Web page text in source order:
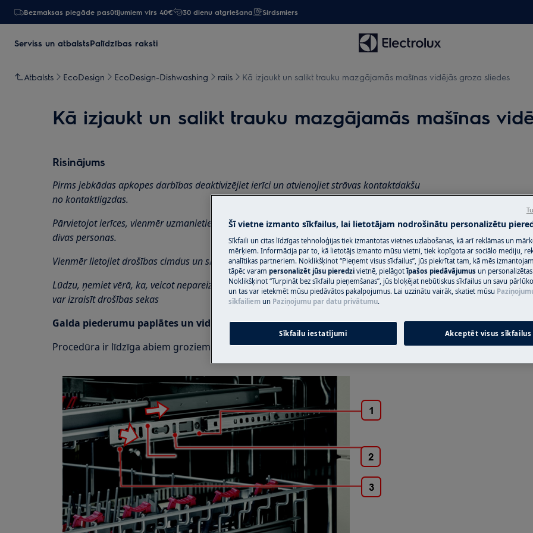
Bezmaksas piegāde pasūtījumiem virs 40€ 30 dienu atgriešana Sirdsmiers
Serviss un atbalstsPalīdzības raksti
Atbalsts EcoDesign EcoDesign-Dishwashing rails Kā izjaukt un salikt trauku mazgājamās mašīnas vidējās groza sliedes
Kā izjaukt un salikt trauku mazgājamās mašīnas
Risinājums
Pirms jebkādas apkopes darbības deaktivizējiet ierīci un atvienojiet strāvas kontaktdakšu
nokontaktligzdas.
Pārvietojot ierīces, vienmēr uzmanieties, jo smago ierīču pārvietošanai ir nepieciešamas
divas personas.
Vienmēr lietojiet drošības cimdus un slēgtus apavus.
Lūdzu, ņemiet vērā, ka, veicot nepareizu remontu, pašremonts vai neprofesionāls remonts
var izraisīt drošības sekas
Galda piederumu paplātes un vidējā groza demontāža un montāža
Procedūra ir līdzīga abiem groziem un tiek veikta, pilnībā grozot
Šī vietne izmanto sīkfailus, lai lietotājam nodrošinātu personalizētu
Sīkfaili un citas līdzīgas tehnoloģijas tiek izmantotas vietnes uzlabošanas, kā arī reklāmas un
mērķiem. Informācija par to, kā lietotājs izmanto mūsu vietni, tiek kopīgota ar sociālo mediju,
analītikas partneriem. Noklikšķinot “Pieņemt visus sīkfailus”, jūs piekrītat tam, kā mēs
tāpēc varam personalizēt jūsu pieredzi vietnē, pielāgotīpašos piedāvājumus un
Noklikšķinot “Turpināt bez sīkfailu pieņemšanas”, jūs bloķējat nebūtiskus sīkfailus un savu
un tas var ietekmēt mūsu piedāvātos pakalpojumus. Lai uzzinātu vairāk, skatiet mūsu
sīkfailiem un Paziņojumu par datu privātumu.
Sīkfailu iestatījumi Akceptēt visus sīkfailus